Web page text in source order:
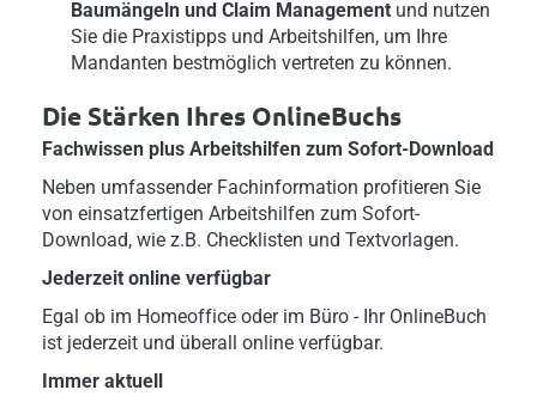
Baumängeln und Claim Management und nutzen
Sie die Praxistipps und Arbeitshilfen, um Ihre
Mandanten bestmöglich vertreten zu können.
Die Stärken Ihres OnlineBuchs
Fachwissen plus Arbeitshilfen zum Sofort-Download
Neben umfassender Fachinformation profitieren Sie
von einsatzfertigen Arbeitshilfen zum Sofort-
Download, wie z.B. Checklisten und Textvorlagen.
Jederzeit online verfügbar
Egal ob im Homeoffice oder im Büro - Ihr OnlineBuch
ist jederzeit und überall online verfügbar.
Immer aktuell